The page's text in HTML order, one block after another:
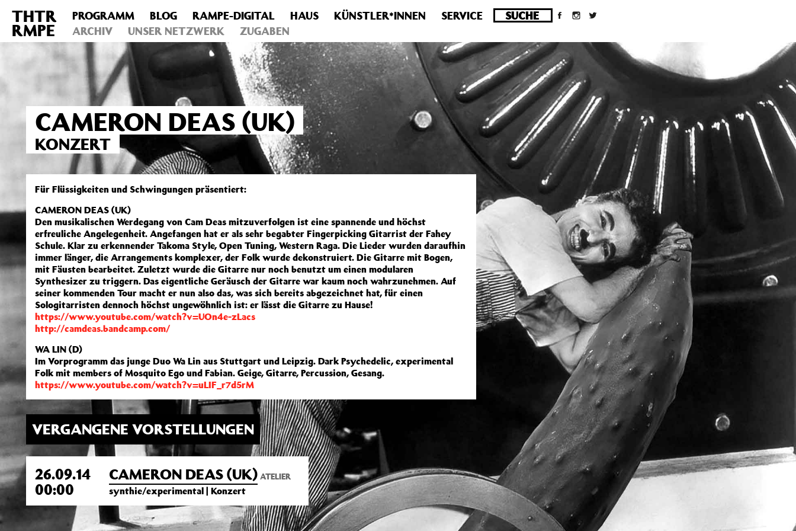
Deprecated : Die Funktion post_permalink ist seit Version 4.4.0 veraltet! Verwende stattdessen get_permalink(). in
/homepages/10/d43051023/htdocs/wordpress/wp-
includes/functions.phpon line6031
THTR
RMPE
PROGRAMM BLOG RAMPE-DIGITAL HAUS KÜNSTLER*INNEN
SERVICE
ARCHIV
UNSER NETZWERK ZUGABEN
CAMERON DEAS (UK)
KONZERT
Für Flüssigkeiten und Schwingungen präsentiert:
CAMERON DEAS (UK)
Den musikalischen Werdegang von Cam Deas mitzuverfolgen ist eine spannende und höchst
erfreuliche Angelegenheit. Angefangen hat er als sehr begabter Fingerpicking Gitarrist der Fahey
Schule. Klar zu erkennender Takoma Style, Open Tuning, Western Raga. Die Lieder wurden daraufhin
immer länger, die Arrangements komplexer, der Folk wurde dekonstruiert. Die Gitarre mit Bogen,
mit Fäusten bearbeitet. Zuletzt wurde die Gitarre nur noch benutzt um einen modularen
Synthesizer zu triggern. Das eigentliche Geräusch der Gitarre war kaum noch wahrzunehmen. Auf
seiner kommenden Tour macht er nun also das, was sich bereits abgezeichnet hat, für einen
Sologitarristen dennoch höchst ungewöhnlich ist: er lässt die Gitarre zu Hause!
https://www.youtube.com/watch?v=UOn4e-zLacs
http://camdeas.bandcamp.com/
WA LIN (D)
Im Vorprogramm das junge Duo Wa Lin aus Stuttgart und Leipzig. Dark Psychedelic, experimental
Folk mit members of Mosquito Ego und Fabian. Geige, Gitarre, Percussion, Gesang.
https://www.youtube.com/watch?v=uLIF_r7d5rM
VERGANGENE VORSTELLUNGEN
26.09.14
00:00
CAMERON DEAS (UK) ATELIER
synthie/experimental | Konzert